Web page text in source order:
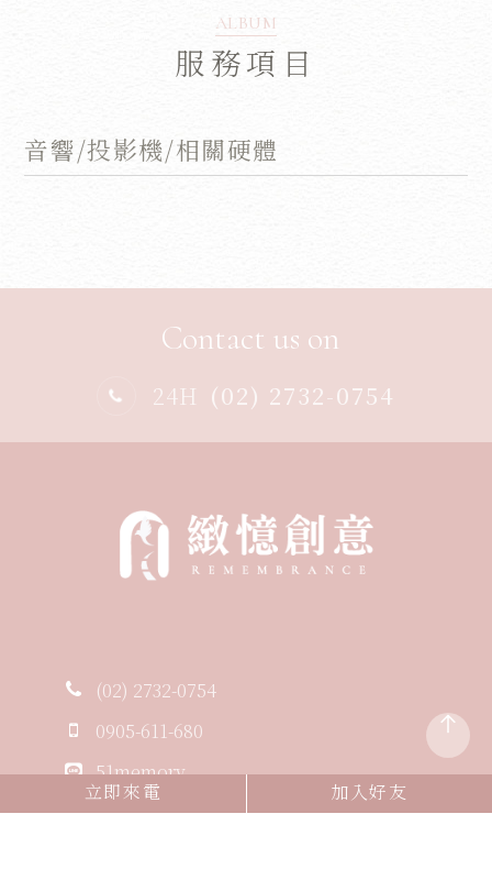
ALBUM
服務項目
音響/投影機/相關硬體
Contact us on
24H (02) 2732-0754
(02) 2732-0754
0905-611-680
51memory
立即來電 加入好友